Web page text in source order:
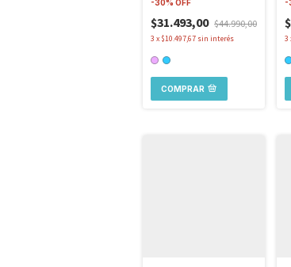
-30% OFF
$31.493,00 $44.990,00
3 x $10.497,67 sin interés
COMPRAR
-
3